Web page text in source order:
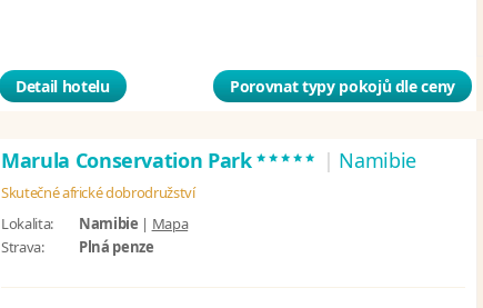
Detail hotelu Porovnat typy pokojů dle ceny
Marula Conservation Park***** | Namibie
Skutečné africké dobrodružství
Lokalita:
Namibie | Mapa
Strava:
Plná penze